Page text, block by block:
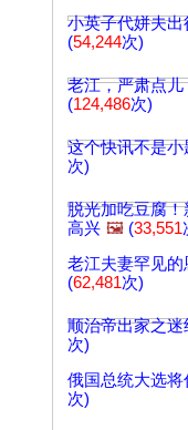
小英子代姘夫出
(54,244次)
老江，严肃点
(124,486次)
这个快讯不是小
次)
脱光加吃豆腐
高兴 🖼️ (33,551
老江夫妻罕见
(62,481次)
顺治帝出家之迷
次)
俄国总统大选将
次)